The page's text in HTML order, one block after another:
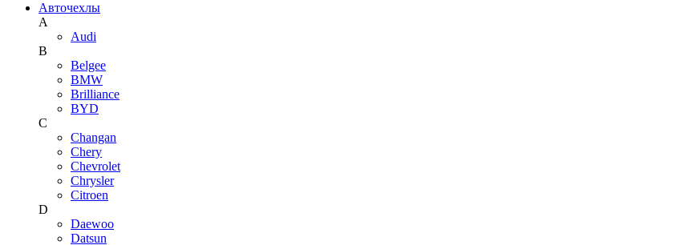
Авточехлы
A
Audi
B
Belgee
BMW
Brilliance
BYD
C
Changan
Chery
Chevrolet
Chrysler
Citroen
D
Daewoo
Datsun